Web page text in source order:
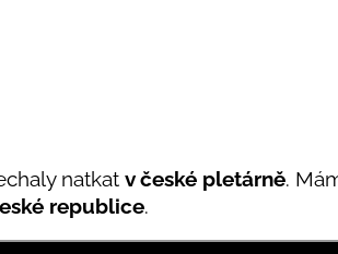
natkat v české pletárně.
republice.